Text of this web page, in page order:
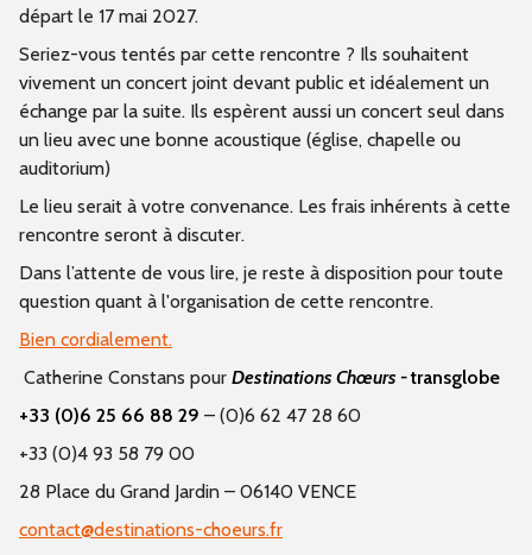
départ le 17 mai 2027.
Seriez-vous tentés par cette rencontre ? Ils souhaitent
vivement un concert joint devant public et idéalement un
échange par la suite. Ils espèrent aussi un concert seul dans
un lieu avec une bonne acoustique (église, chapelle ou
auditorium)
Le lieu serait à votre convenance. Les frais inhérents à cette
rencontre seront à discuter.
Dans l’attente de vous lire, je reste à disposition pour toute
question quant à l'organisation de cette rencontre.
Bien cordialement.
Catherine Constans pour Destinations Chœurs -transglobe
+33 (0)6 25 66 88 29 – (0)6 62 47 28 60
+33 (0)4 93 58 79 00
28 Place du Grand Jardin – 06140 VENCE
contact@destinations-choeurs.fr